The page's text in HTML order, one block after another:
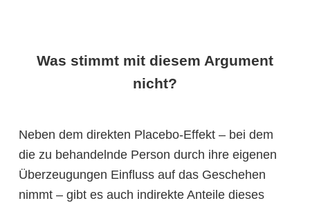
Was stimmt mit diesem Argument
nicht?
Neben dem direkten Placebo-Effekt – bei dem
die zu behandelnde Person durch ihre eigenen
Überzeugungen Einfluss auf das Geschehen
nimmt – gibt es auch indirekte Anteile dieses